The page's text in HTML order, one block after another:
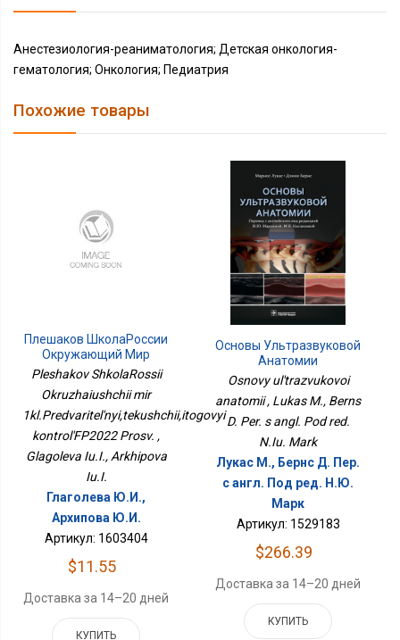
Анестезиология-реаниматология; Детская онкология-
гематология; Онкология; Педиатрия
Похожие товары
Плешаков ШколаРоссии
Окружающий Мир
1кл.Предварительный,текущий,итоговый
Pleshakov ShkolaRossii
Okruzhaiushchii mir
1kl.Predvaritel'nyi,tekushchii,itogovyi
kontrol'FP2022 Prosv. ,
Glagoleva Iu.I., Arkhipova
Iu.I.
Глаголева Ю.И.,
Архипова Ю.И.
Артикул: 1603404
$11.55
Доставка за 14–20 дней
КУПИТЬ
Основы Ультразвуковой
Анатомии
Osnovy ul'trazvukovoi
anatomii , Lukas M., Berns
D. Per. s angl. Pod red.
N.Iu. Mark
Лукас М., Бернс Д. Пер.
с англ. Под ред. Н.Ю.
Марк
Артикул: 1529183
$266.39
Доставка за 14–20 дней
КУПИТЬ